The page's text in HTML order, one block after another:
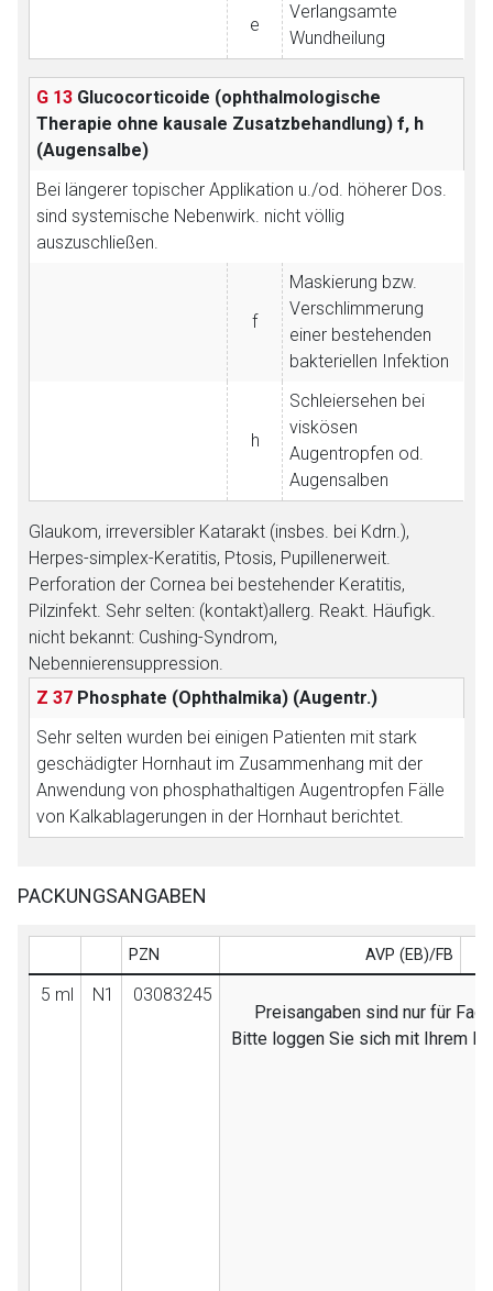
e
Verlangsamte
Wundheilung
G 13 Glucocorticoide (ophthalmologische
Therapie ohne kausale Zusatzbehandlung) f, h
(Augensalbe)
Bei längerer topischer Applikation u./od. höherer Dos.
sind systemische Nebenwirk. nicht völlig
auszuschließen.
f
Maskierung bzw.
Verschlimmerung
einer bestehenden
bakteriellen Infektion
h
Schleiersehen bei
viskösen
Augentropfen od.
Augensalben
Glaukom, irreversibler Katarakt (insbes. bei Kdrn.),
Herpes-simplex-Keratitis, Ptosis, Pupillenerweit.
Perforation der Cornea bei bestehender Keratitis,
Pilzinfekt. Sehr selten: (kontakt)allerg. Reakt. Häufigk.
nicht bekannt: Cushing-Syndrom,
Nebennierensuppression.
Z 37 Phosphate (Ophthalmika) (Augentr.)
Sehr selten wurden bei einigen Patienten mit stark
geschädigter Hornhaut im Zusammenhang mit der
Anwendung von phosphathaltigen Augentropfen Fälle
von Kalkablagerungen in der Hornhaut berichtet.
PACKUNGSANGABEN
PZN AVP (EB)/FB
5 ml N1
03083245
Preisangaben sind nur für
Bitte loggen Sie sich mit Ihrem